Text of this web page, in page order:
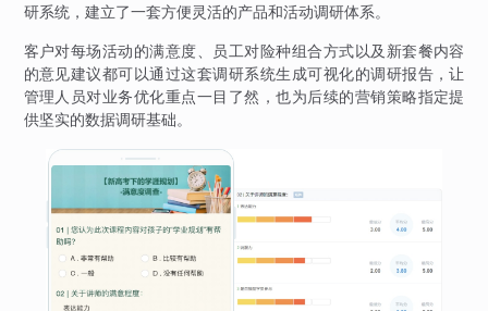
研系统，建立了一套方便灵活的产品和活动调研体系。
客户对每场活动的满意度、员工对险种组合方式以及新套餐内容
的意见建议都可以通过这套调研系统生成可视化的调研报告，让
管理人员对业务优化重点一目了然，也为后续的营销策略指定提
供坚实的数据调研基础。